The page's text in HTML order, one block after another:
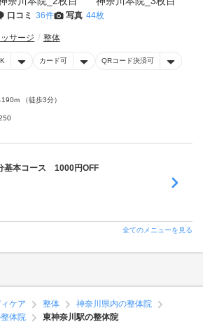
口コミ 36件 写真 44枚
サージ 整体
カード可 QRコード決済可
（徒歩3分）
基本コース 1000円OFF
全てのメニューを見る
ケア 整体
神奈川県内の整体院
体院
東神奈川駅の整体院